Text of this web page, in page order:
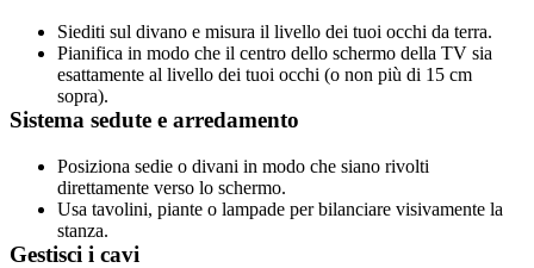
Siediti sul divano e misura il livello dei tuoi occhi da terra.
Pianifica in modo che il centro dello schermo della TV sia
esattamente al livello dei tuoi occhi (o non più di 15 cm
sopra).
Sistema sedute e arredamento
Posiziona sedie o divani in modo che siano rivolti
direttamente verso lo schermo.
Usa tavolini, piante o lampade per bilanciare visivamente la
stanza.
Gestisci i cavi